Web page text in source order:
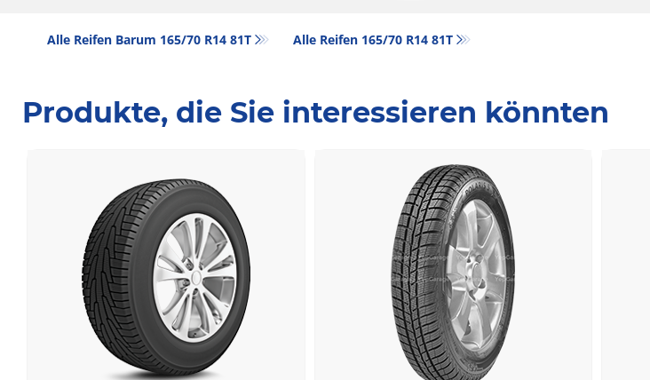
Alle Reifen Barum 165/70 R14 81T Alle Reifen‎ 165/70 R14 81T
Produkte, die Sie interessieren könnten